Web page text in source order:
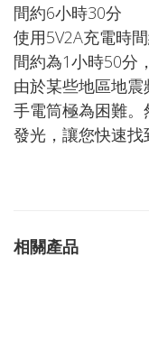
間約6小時30分
使用5V2A充電時
間約為1小時50分
由於某些地區地
手電筒極為困難
發光，讓您快速找
相關產品